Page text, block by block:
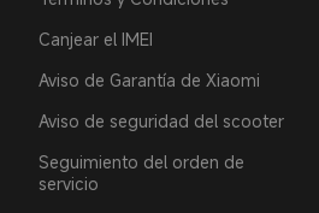
Canjear el IMEI
Aviso de Garantía de Xiaomi
Aviso de seguridad del scooter
Seguimiento del orden de
servicio